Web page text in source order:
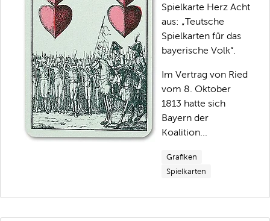
Spielkarte Herz Acht
aus: „Teutsche
Spielkarten für das
bayerische Volk“.
Im Vertrag von Ried
vom 8. Oktober
1813 hatte sich
Bayern der
Koalition...
Grafiken
Spielkarten